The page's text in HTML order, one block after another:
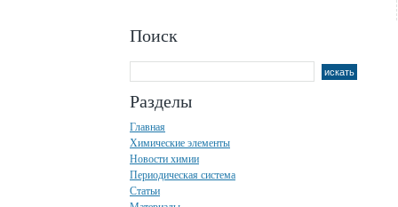
Поиск
Разделы
Главная
Химические элементы
Новости химии
Периодическая система
Статьи